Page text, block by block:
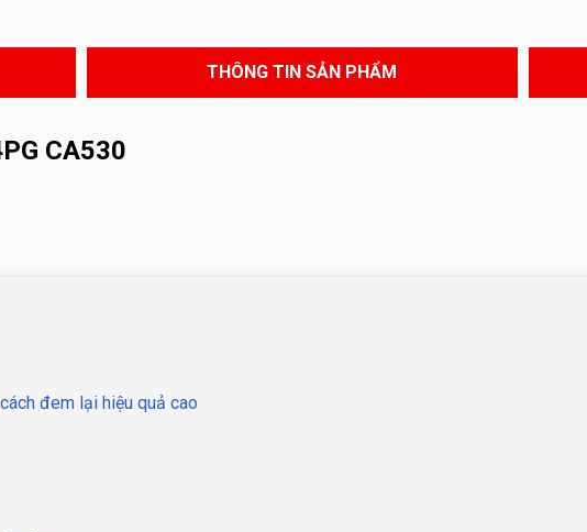
THÔNG TIN SẢN PHẨM
CA530
đem lại hiệu quả cao